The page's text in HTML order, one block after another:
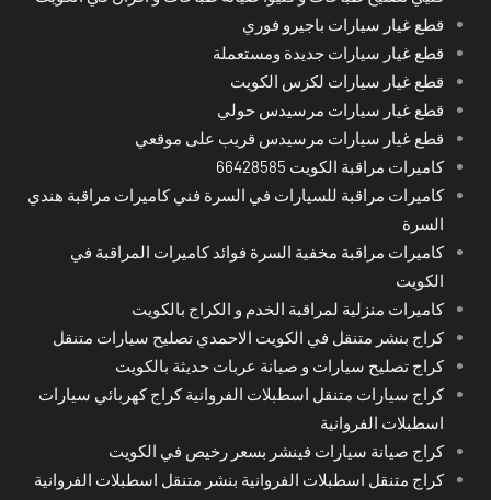
قطع غيار سيارات باجيرو فوري
قطع غيار سيارات جديدة ومستعملة
قطع غيار سيارات لكزس الكويت
قطع غيار سيارات مرسيدس حولي
قطع غيار سيارات مرسيدس قريب على موقعي
كاميرات مراقبة الكويت 66428585
كاميرات مراقبة للسيارات في السرة فني كاميرات مراقبة هندي
السرة
كاميرات مراقبة مخفية السرة فوائد كاميرات المراقبة في
الكويت
كاميرات منزلية لمراقبة الخدم و الكراج بالكويت
كراج بنشر متنقل في الكويت الاحمدي تصليح سيارات متنقل
كراج تصليح سيارات و صيانة عربات حديثة بالكويت
كراج سيارات متنقل اسطبلات الفروانية كراج كهربائي سيارات
اسطبلات الفروانية
كراج صيانة سيارات فينشر بسعر رخيص في الكويت
كراج متنقل اسطبلات الفروانية بنشر متنقل اسطبلات الفروانية